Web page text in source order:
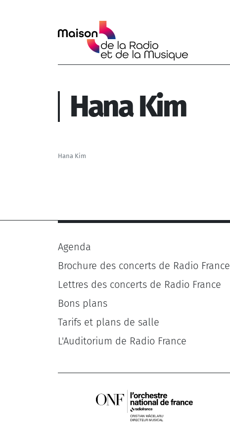
Hana Kim
Hana Kim
Agenda
Brochure des concerts de Radio France
Lettres des concerts de Radio France
Bons plans
Tarifs et plans de salle
L'Auditorium de Radio France